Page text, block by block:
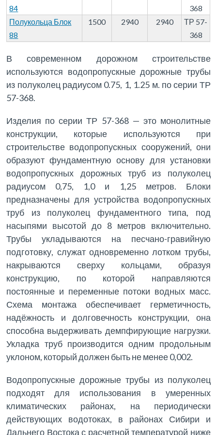
84
368
Полукольца Блок
88
1500 2940 2940
ТР 57-
368
В современном дорожном строительстве
используются водопропускные дорожные трубы
из полуколец радиусом 0.75, 1, 1.25 м. по серии ТР
57-368.
Изделия по серии ТР 57-368 — это монолитные
конструкции, которые используются при
строительстве водопропускных сооружений, они
образуют фундаментную основу для установки
водопропускных дорожных труб из полуколец
радиусом 0,75, 1,0 и 1,25 метров. Блоки
предназначены для устройства водопропускных
труб из полуколец фундаментного типа, под
насыпями высотой до 8 метров включительно.
Трубы укладываются на песчано-гравийную
подготовку, служат одновременно лотком трубы,
накрываются сверху кольцами, образуя
конструкцию, по которой направляются
постоянные и переменные потоки водных масс.
Схема монтажа обеспечивает герметичность,
надёжность и долговечность конструкции, она
способна выдерживать демпфирующие нагрузки.
Укладка труб производится одним продольным
уклоном, который должен быть не менее 0,002.
Водопропускные дорожные трубы из полуколец
подходят для использования в умеренных
климатических районах, на периодически
действующих водотоках, в районах Сибири и
Дальнего Востока с расчетной температурой ниже